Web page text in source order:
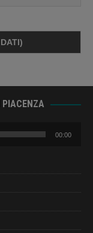
PIACENZA
00:00